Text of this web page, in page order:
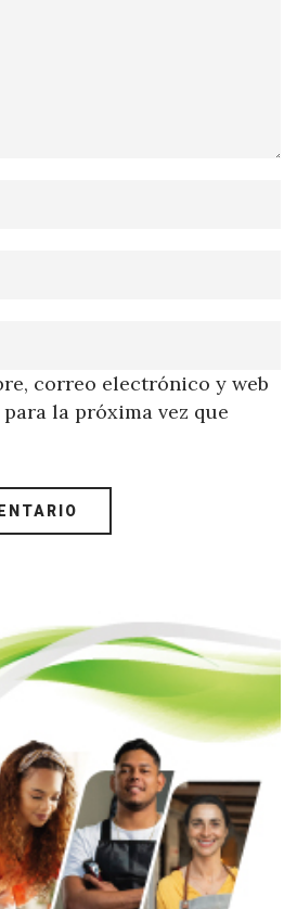
correo electrónico y web
la próxima vez que